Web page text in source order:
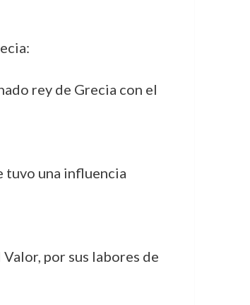
rey de Grecia con el
tuvo una influencia
por sus labores de